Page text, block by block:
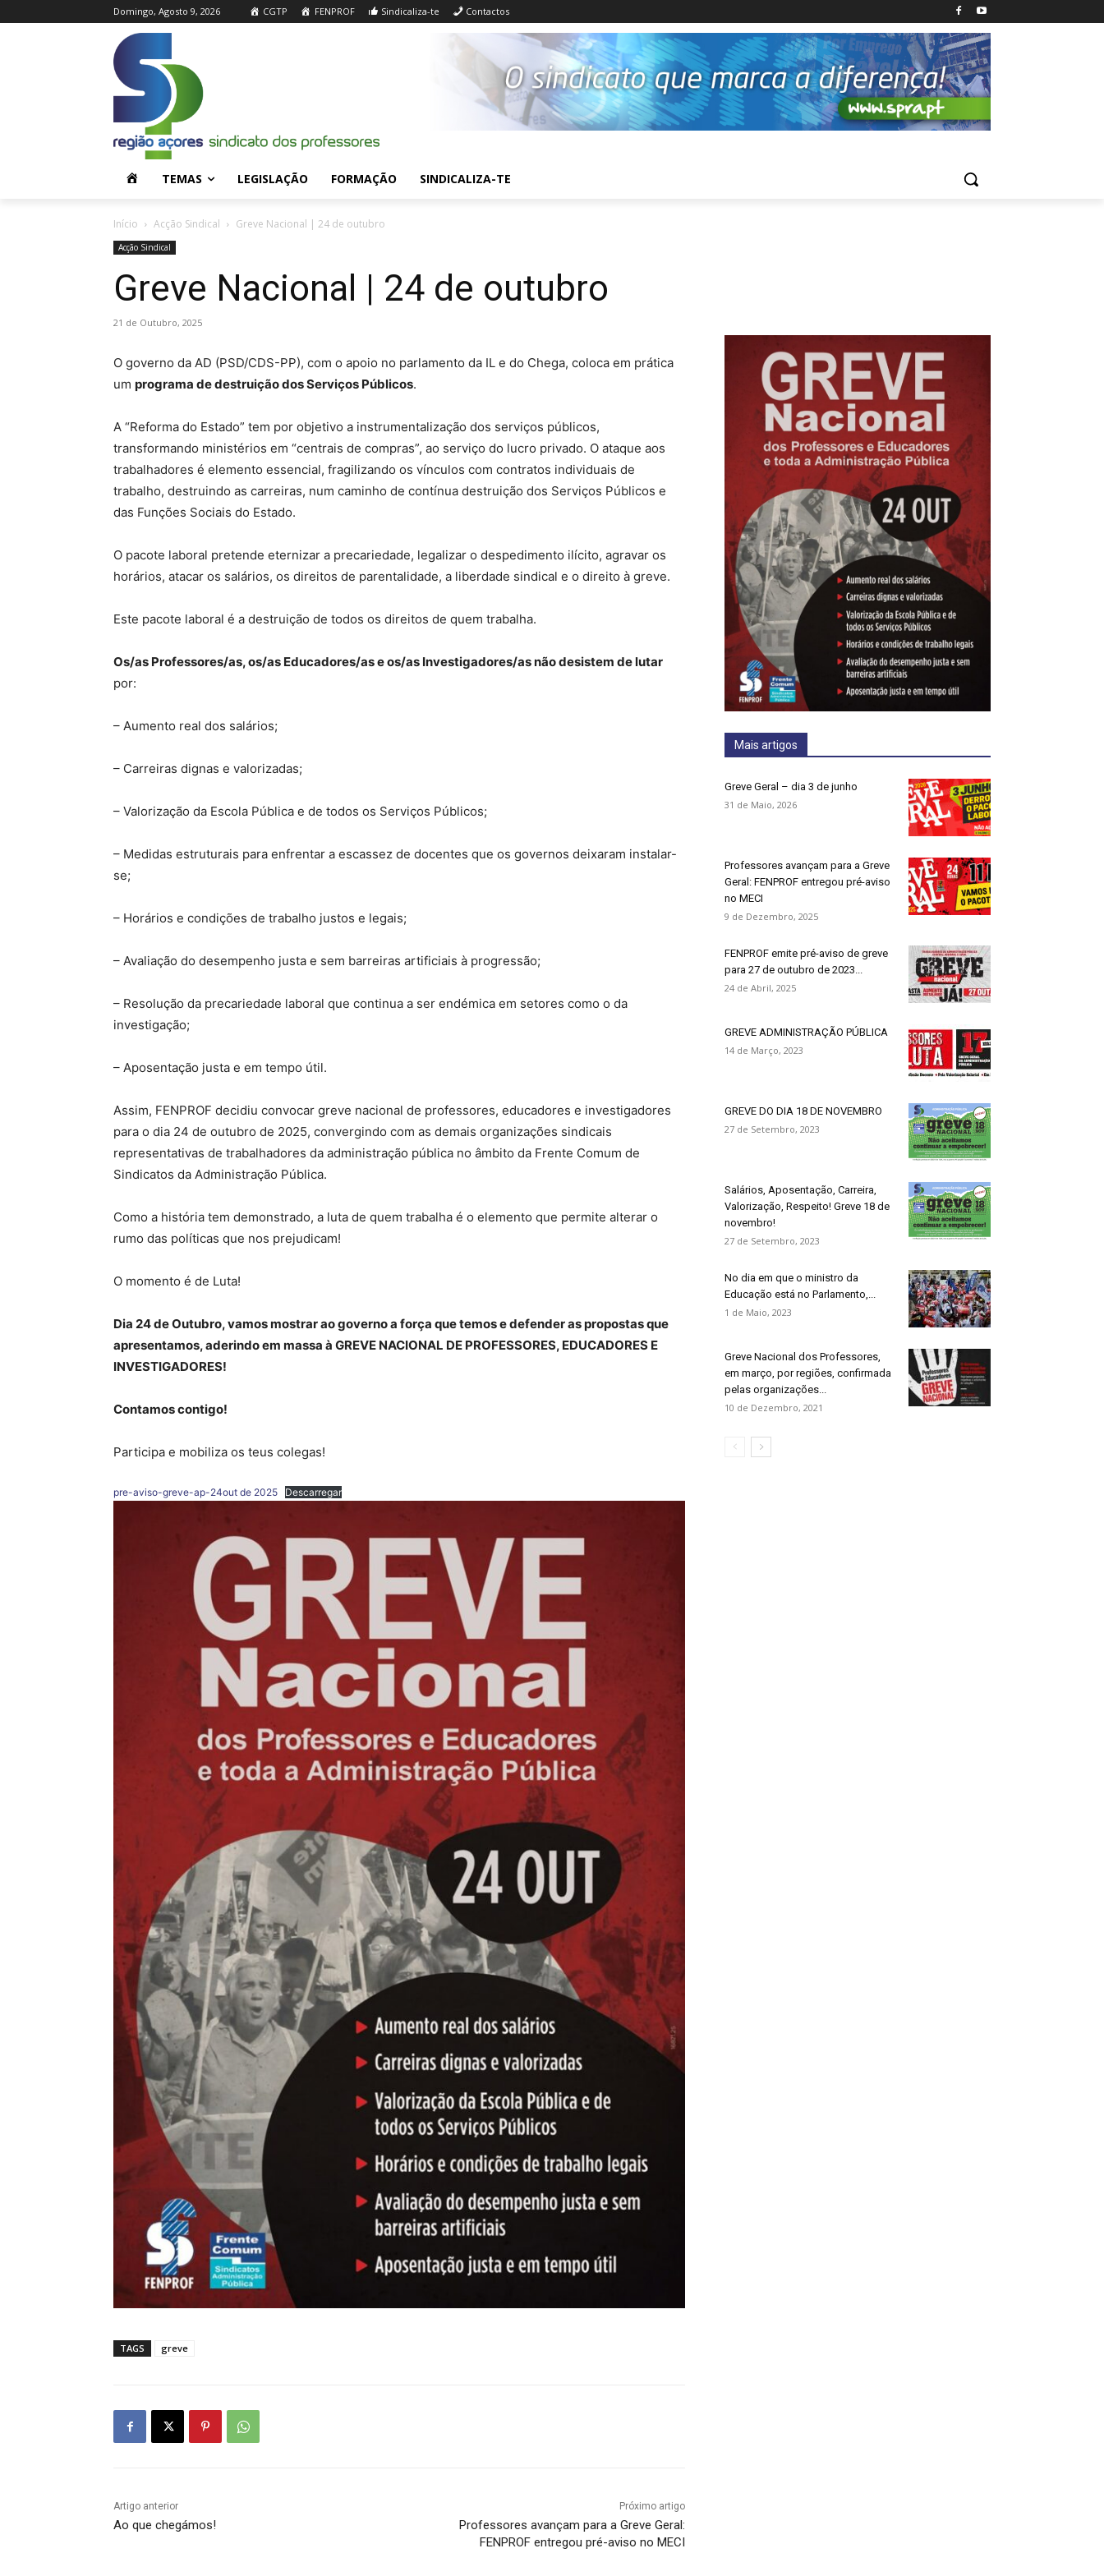
Domingo, Agosto 9, 2026 CGTP FENPROF Sindicaliza-te Contactos
M
TEMAS LEGISLAÇÃO FORMAÇÃO SINDICALIZA-TE
Início Acção Sindical Greve Nacional | 24 de outubro
Acção Sindical
Greve Nacional | 24 de outubro
21 de Outubro, 2025
O governo da AD (PSD/CDS-PP), com o apoio no parlamento da IL e do Chega, coloca em prática
um programa de destruição dos Serviços Públicos.
A “Reforma do Estado” tem por objetivo a instrumentalização dos serviços públicos,
transformando ministérios em “centrais de compras”, ao serviço do lucro privado. O ataque aos
trabalhadores é elemento essencial, fragilizando os vínculos com contratos individuais de
trabalho, destruindo as carreiras, num caminho de contínua destruição dos Serviços Públicos e
das Funções Sociais do Estado.
O pacote laboral pretende eternizar a precariedade, legalizar o despedimento ilícito, agravar os
horários, atacar os salários, os direitos de parentalidade, a liberdade sindical e o direito à greve.
Este pacote laboral é a destruição de todos os direitos de quem trabalha.
Os/as Professores/as, os/as Educadores/as e os/as Investigadores/as não desistem de lutar
por:
– Aumento real dos salários;
– Carreiras dignas e valorizadas;
– Valorização da Escola Pública e de todos os Serviços Públicos;
– Medidas estruturais para enfrentar a escassez de docentes que os governos deixaram instalar-
se;
– Horários e condições de trabalho justos e legais;
– Avaliação do desempenho justa e sem barreiras artificiais à progressão;
– Resolução da precariedade laboral que continua a ser endémica em setores como o da
investigação;
– Aposentação justa e em tempo útil.
Assim, FENPROF decidiu convocar greve nacional de professores, educadores e investigadores
para o dia 24 de outubro de 2025, convergindo com as demais organizações sindicais
representativas de trabalhadores da administração pública no âmbito da Frente Comum de
Sindicatos da Administração Pública.
Como a história tem demonstrado, a luta de quem trabalha é o elemento que permite alterar o
rumo das políticas que nos prejudicam!
O momento é de Luta!
Dia 24 de Outubro, vamos mostrar ao governo a força que temos e defender as propostas que
apresentamos, aderindo em massa à GREVE NACIONAL DE PROFESSORES, EDUCADORES E
INVESTIGADORES!
Contamos contigo!
Participa e mobiliza os teus colegas!
pre-aviso-greve-ap-24out de 2025 Descarregar
TAGS greve
Artigo anterior
Ao que chegámos!
Próximo artigo
Professores avançam para a Greve Geral:
FENPROF entregou pré-aviso no MECI
Mais artigos
Greve Geral – dia 3 de junho
31 de Maio, 2026
Professores avançam para a Greve
Geral: FENPROF entregou pré-aviso
no MECI
9 de Dezembro, 2025
FENPROF emite pré-aviso de greve
para 27 de outubro de 2023...
24 de Abril, 2025
GREVE ADMINISTRAÇÃO PÚBLICA
14 de Março, 2023
GREVE DO DIA 18 DE NOVEMBRO
27 de Setembro, 2023
Salários, Aposentação, Carreira,
Valorização, Respeito! Greve 18 de
novembro!
27 de Setembro, 2023
No dia em que o ministro da
Educação está no Parlamento,...
1 de Maio, 2023
Greve Nacional dos Professores,
em março, por regiões, confirmada
pelas organizações...
10 de Dezembro, 2021